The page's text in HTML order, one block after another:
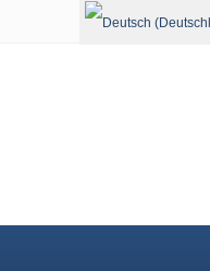
Sprache auswählen